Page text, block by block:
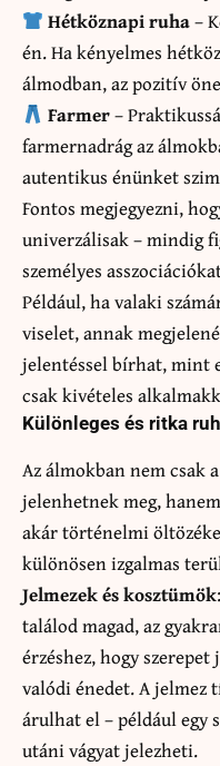
Hétköznapi ruha–
én. Ha kényelmes
álmodban, az pozitív
Farmer–
farmernadrág az
autentikus énünket
Fontos megjegyezni,
univerzálisak – mindig
személyes
Például, ha valaki
viselet, annak
jelentéssel bírhat, mint
csak kivételes
Különleges és ritka
Az álmokban nem csak
jelenhetnek meg,
akár történelmi
különösen izgalmas
Jelmezek és kosztümök
találod magad, az
érzéshez, hogy
valódi énedet. A
árulhat el – például egy
utáni vágyat jelezheti.